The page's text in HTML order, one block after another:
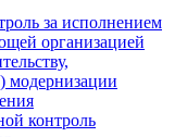
за исполнением
организацией
модернизации
контроль